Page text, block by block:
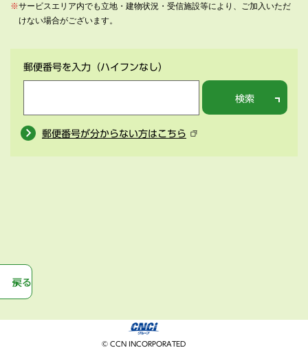
※サービスエリア内でも立地・建物状況・受信施設等により、ご加入いただ
けない場合がございます。
郵便番号を入力 （ハイフンなし）
検索
郵便番号が分からない方はこちら
戻る
© CCN INCORPORATED